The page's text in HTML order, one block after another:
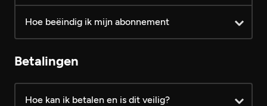
1 maand VIP € 24,99 /mnd
4 maanden VIP € 14,99 /mnd
Hoe beëindig ik mijn abonnement
Betalingen
Hoe kan ik betalen en is dit veilig?